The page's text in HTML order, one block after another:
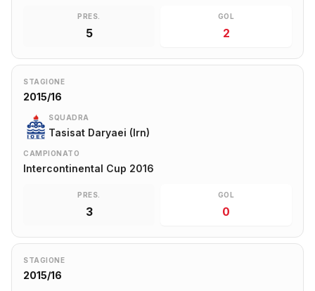
PRES.
5
GOL
2
STAGIONE
2015/16
SQUADRA
Tasisat Daryaei (Irn)
CAMPIONATO
Intercontinental Cup 2016
PRES.
3
GOL
0
STAGIONE
2015/16